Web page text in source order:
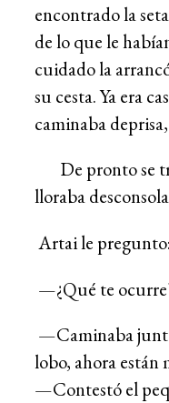
encontrado la
de lo que le
cuidado la
su cesta. Ya era
caminaba
De pronto se
lloraba
Artai le pregunto:
—¿Qué te
—Caminaba
lobo, ahora están
—Contestó el